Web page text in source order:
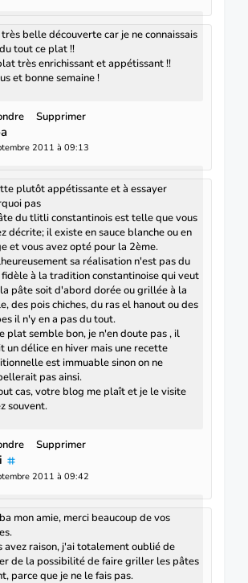
belle découverte car je ne connaissais
tout ce plat !!
très enrichissant et appétissant !!
et bonne semaine !
Supprimer
2011 à 09:13
plutôt appétissante et à essayer
pas
du tlitli constantinois est telle que vous
décrite; il existe en sauce blanche ou en
et vous avez opté pour la 2ème.
sa réalisation n'est pas du
à la tradition constantinoise qui veut
pâte soit d'abord dorée ou grillée à la
des pois chiches, du ras el hanout ou des
il n'y en a pas du tout.
plat semble bon, je n'en doute pas , il
un délice en hiver mais une recette
est immuable sinon on ne
pas ainsi.
cas, votre blog me plaît et je le visite
souvent.
Supprimer
2011 à 09:42
mon amie, merci beaucoup de vos
avez raison, j'ai totalement oublié de
de la possibilité de faire griller les pâtes
parce que je ne le fais pas.